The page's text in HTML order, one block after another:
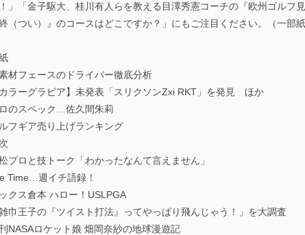
」「金子駆大、桂川有人らを教える目澤秀憲コーチの『欧州ゴル
終（つい）』のコースはどこですか？」にもご注目ください。（一部
材フェースのドライバー徹底分析
カラーグラビア】未発表「スリクソンZxi RKT」を発見 ほか
のスペック…佐久間朱莉
フギア売り上げランキング
プロと技トーク「わかったなんて言えません」
Time…週イチ語録！
クス倉本 ハロー！USLPGA
雑巾王子の『ツイスト打法』ってやっぱり飛んじゃう！」を大調査
NASAロケット娘 畑岡奈紗の地球漫遊記